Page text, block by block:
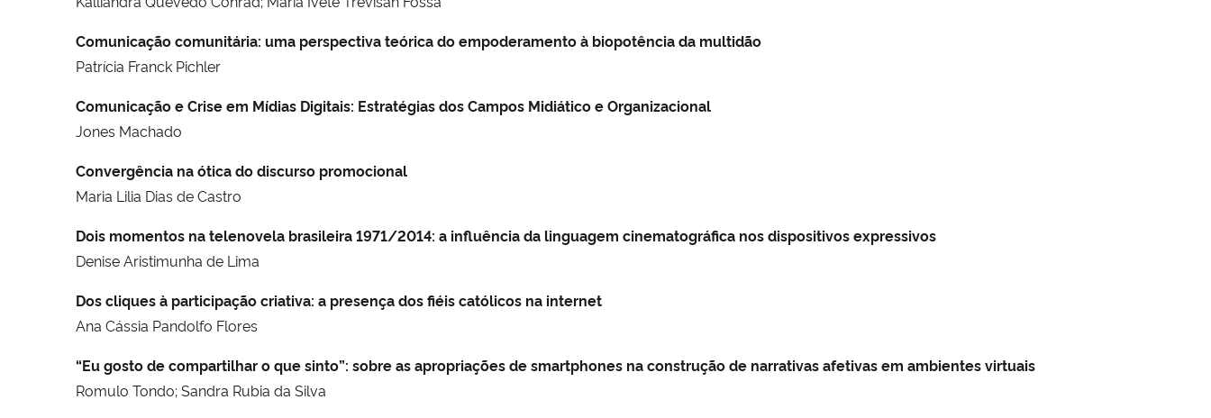
Comunicação comunitária: uma perspectiva teórica do empoderamento à biopotência da multidão
Patrícia Franck Pichler
Comunicação e Crise em Mídias Digitais: Estratégias dos Campos Midiático e Organizacional
Jones Machado
Convergência na ótica do discurso promocional
Maria Lilia Dias de Castro
Dois momentos na telenovela brasileira 1971/2014: a influência da linguagem cinematográfica nos dispositivos expressivos
Denise Aristimunha de Lima
Dos cliques à participação criativa: a presença dos fiéis católicos na internet
Ana Cássia Pandolfo Flores
“Eu gosto de compartilhar o que sinto”: sobre as apropriações de smartphones na construção de narrativas afetivas em ambientes virtuais
Romulo Tondo; Sandra Rubia da Silva